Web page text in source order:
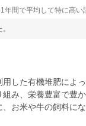
間で平均して特に高い
した有機堆肥によ
み、栄養豊富で豊
お米や牛の飼料に